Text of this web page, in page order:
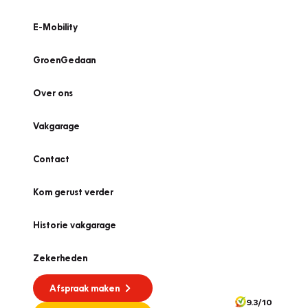
E-Mobility
GroenGedaan
Over ons
Vakgarage
Contact
Kom gerust verder
Historie vakgarage
Zekerheden
Afspraak maken
9.3/10